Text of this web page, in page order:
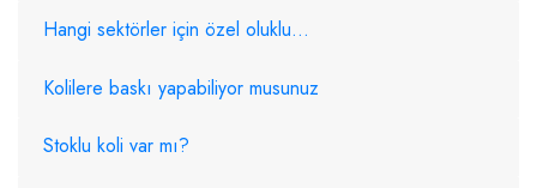
Hangi sektörler için özel oluklu...
Kolilere baskı yapabiliyor musunuz
Stoklu koli var mı?